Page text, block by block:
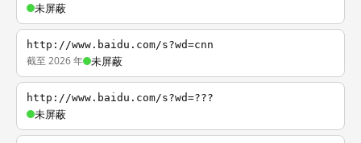
未屏蔽
http://www.baidu.com/s?wd=cnn
截至 2026 年 未屏蔽
http://www.baidu.com/s?wd=???
未屏蔽